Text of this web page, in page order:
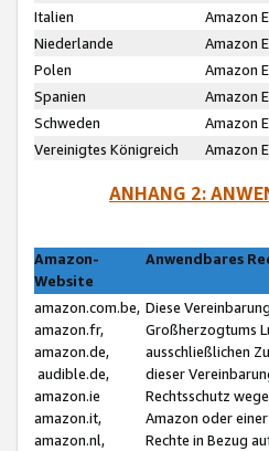
Italien
Amazon
Niederlande
Amazon
Polen
Amazon
Spanien
Amazon
Schweden
Amazon
Vereinigtes Königreich
Amazon
ANHANG 2:
Amazon-
Website
Anwendbares
amazon.com.be,
amazon.fr,
amazon.de,
audible.de,
amazon.ie
amazon.it,
amazon.nl,
Diese
Großherzogtums
ausschließlichen
dieser
Rechtsschutz
Amazon oder
Rechte in Bezug